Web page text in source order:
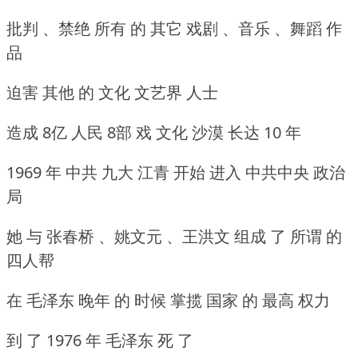
批判 、禁绝 所有 的 其它 戏剧 、音乐 、舞蹈 作
品
迫害 其他 的 文化 文艺界 人士
造成 8亿 人民 8部 戏 文化 沙漠 长达 10 年
1969 年 中共 九大 江青 开始 进入 中共中央 政治
局
她 与 张春桥 、姚文元 、王洪文 组成 了 所谓 的
四人帮
在 毛泽东 晚年 的 时候 掌揽 国家 的 最高 权力
到 了 1976 年 毛泽东 死 了